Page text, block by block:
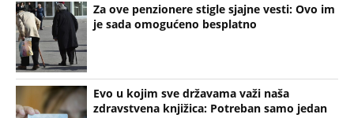
Za ove penzionere stigle sjajne vesti: Ovo im
je sada omogućeno besplatno
Evo u kojim sve državama važi naša
zdravstvena knjižica: Potreban samo jedan